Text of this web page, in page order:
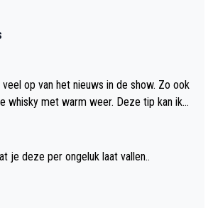
op van het nieuws in de show. Zo ook
whisky met warm weer. Deze tip kan ik
je deze per ongeluk laat vallen..